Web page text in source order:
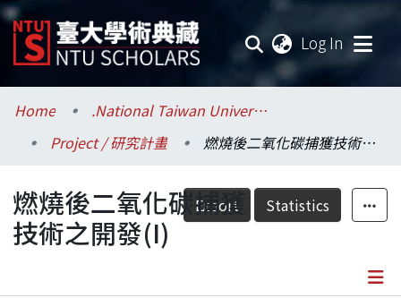
Log In
Communities & Collections
Research Outputs
Fundings & Projects
Researchers
Home
.National Taiwan University / 國立臺灣大學
Project / 研究計畫
燃燒後二氧化碳捕獲技術之開發(I)
Export Statistics
燃燒後二氧化碳捕獲
技術之開發(I)